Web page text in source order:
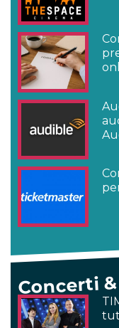
Concerti